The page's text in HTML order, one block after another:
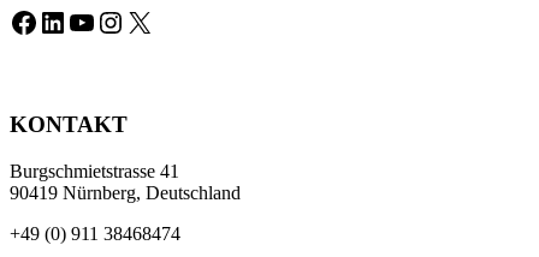
Facebook
LinkedIn
YouTube
Instagram
X
KONTAKT
Burgschmietstrasse 41
90419 Nürnberg, Deutschland
+49 (0) 911 38468474